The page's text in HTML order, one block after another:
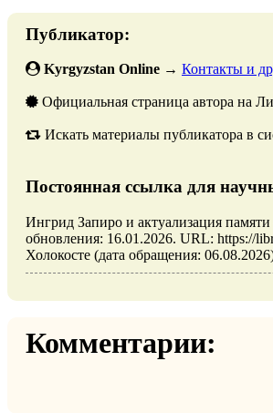
Публикатор:
Kyrgyzstan Online → Контакты и
Официальная страница автора на
Искать материалы публикатора в
Постоянная ссылка для
Ингрид Запиро и актуализация
обновления: 16.01.2026. URL: https://
Холокосте (дата обращения:
Комментарии: